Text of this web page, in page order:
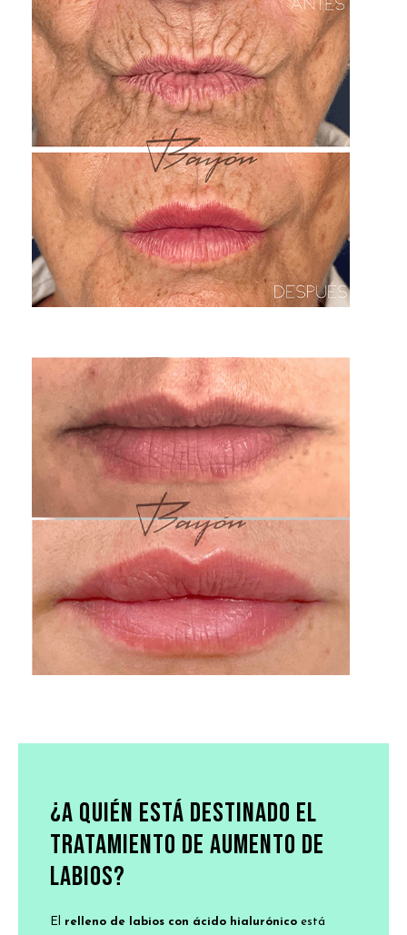
¿A quién está destinado el
tratamiento de aumento de
labios?
El relleno de labios con ácido hialurónico está